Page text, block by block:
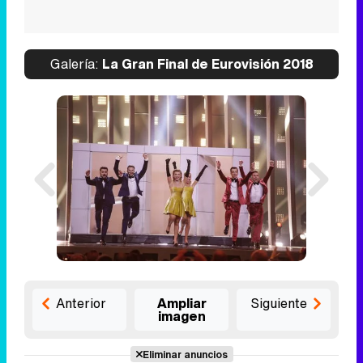
Galería: La Gran Final de Eurovisión 2018
Anterior Ampliar
imagen
Siguiente
Eliminar anuncios